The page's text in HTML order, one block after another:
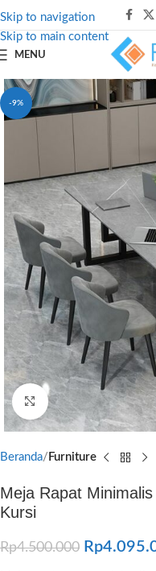
Skip to navigation
Skip to main content
MENU
-9%
Click to enlarge
Beranda Furniture
Meja Rapat
Kursi
Rp4.500.000 Rp